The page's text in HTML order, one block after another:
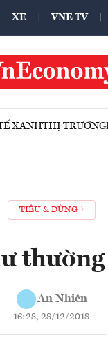
XE VNE TV
XANHTHỊ TRƯỜNG
TIÊU & DÙNG
An Nhiên
16:28, 28/12/2018